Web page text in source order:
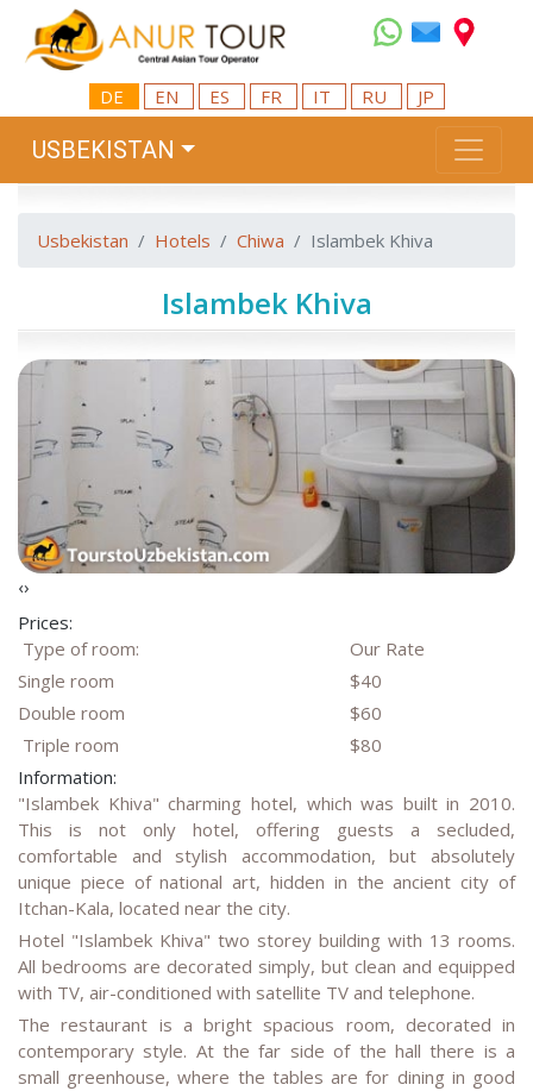
DE EN ES FR IT RU JP
USBEKISTAN
Usbekistan Hotels Chiwa Islambek Khiva
Islambek Khiva
‹›
Prices:
Type of room:
Our Rate
Single room
$40
Double room
$60
Triple room
$80
Information:
"Islambek Khiva" charming hotel, which was built in 2010.
This is not only hotel, offering guests a secluded,
comfortable and stylish accommodation, but absolutely
unique piece of national art, hidden in the ancient city of
Itchan-Kala, located near the city.
Hotel "Islambek Khiva" two storey building with 13 rooms.
All bedrooms are decorated simply, but clean and equipped
with TV, air-conditioned with satellite TV and telephone.
The restaurant is a bright spacious room, decorated in
contemporary style. At the far side of the hall there is a
small greenhouse, where the tables are for dining in good